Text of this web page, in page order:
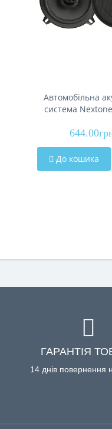
Автомобільна
система
До кошика
ГАРАНТІЯ
14 днів повернення